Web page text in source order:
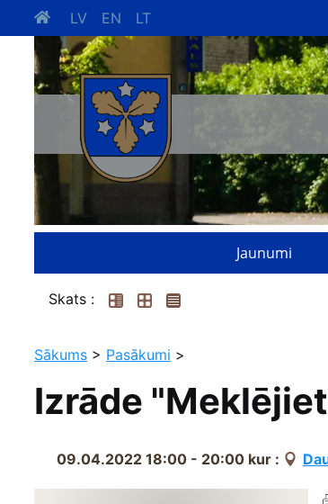
LV EN LT
Jaunumi
Skats :
Sākums > Pasākumi >
Izrāde
09.04.2022 18:00 - 20:00 kur :